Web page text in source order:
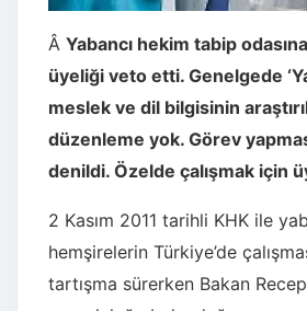
Â Yabancı hekim tabip
üyeliği veto etti. Genelgede
meslek ve dil bilgisinin
düzenleme yok. Görev
denildi. Özelde çalışmak için
2 Kasım 2011 tarihli KHK ile
hemşirelerin Türkiye’de
tartışma sürerken Bakan